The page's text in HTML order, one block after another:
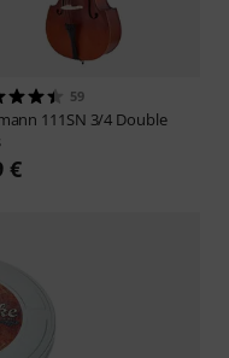
59
111SN 3/4 Double
€